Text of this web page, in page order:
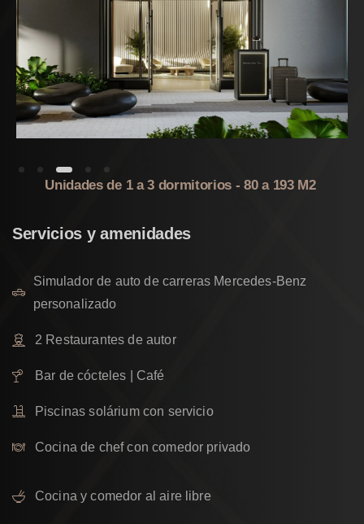
Unidades de 1 a 3 dormitorios - 80 a 193 M2
Servicios y amenidades
Simulador de auto de carreras Mercedes-Benz
personalizado
2 Restaurantes de autor
Bar de cócteles | Café
Piscinas solárium con servicio
Cocina de chef con comedor privado
Cocina y comedor al aire libre